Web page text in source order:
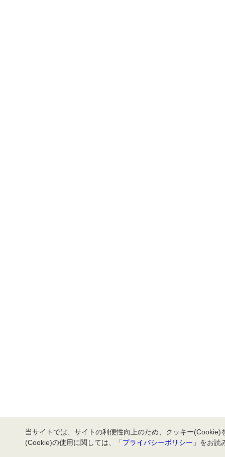
当サイトでは、サイトの利便性向上のため、クッキー
(Cookie)の使用に関しては、「プライバシーポリシー 」をお読